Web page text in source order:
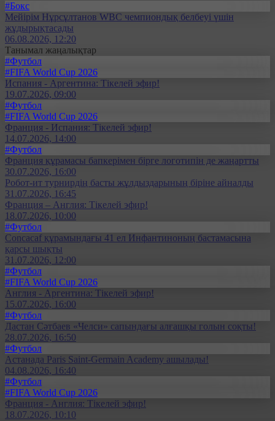
#Бокс
Мейірім Нұрсұлтанов WBC чемпиондық белбеуі үшін
жұдырықтасады
06.08.2026, 12:20
Танымал жаңалықтар
#Футбол
#FIFA World Cup 2026
Испания - Аргентина: Тікелей эфир!
19.07.2026, 09:00
#Футбол
#FIFA World Cup 2026
Франция - Испания: Тікелей эфир!
14.07.2026, 14:00
#Футбол
Франция құрамасы бапкерімен бірге логотипін де жаңартты
30.07.2026, 16:00
Робот-ит турнирдің басты жұлдыздарының біріне айналды
31.07.2026, 16:45
Франция – Англия: Тікелей эфир!
18.07.2026, 10:00
#Футбол
Concacaf құрамындағы 41 ел Инфантиноның бастамасына
қарсы шықты
31.07.2026, 12:00
#Футбол
#FIFA World Cup 2026
Англия - Аргентина: Тікелей эфир!
15.07.2026, 16:00
#Футбол
Дастан Сәтбаев «Челси» сапындағы алғашқы голын соқты!
28.07.2026, 16:50
#Футбол
Астанада Paris Saint-Germain Academy ашылады!
04.08.2026, 16:40
#Футбол
#FIFA World Cup 2026
Франция - Англия: Тікелей эфир!
18.07.2026, 10:10